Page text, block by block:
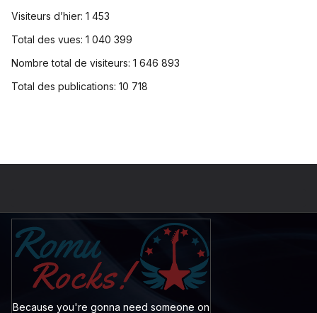
Visiteurs d’hier: 1 453
Total des vues: 1 040 399
Nombre total de visiteurs: 1 646 893
Total des publications: 10 718
Because you're gonna need someone on